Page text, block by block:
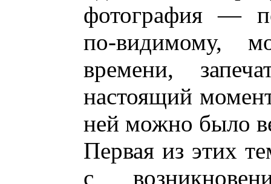
фотография —
по-видимому,
времени,
настоящий
ней можно было
Первая из этих
с